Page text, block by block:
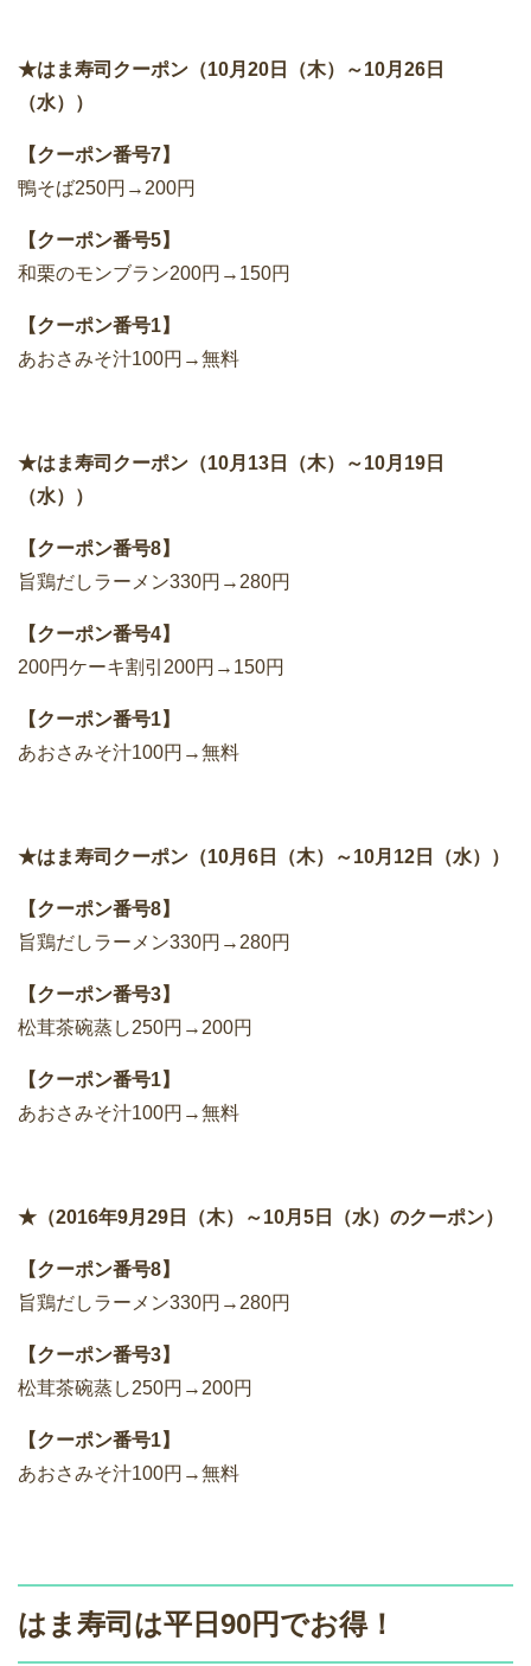
★はま寿司クーポン（10月20日（木）～10月26日
（水））
【クーポン番号7】
鴨そば250円→200円
【クーポン番号5】
和栗のモンブラン200円→150円
【クーポン番号1】
あおさみそ汁100円→無料
★はま寿司クーポン（10月13日（木）～10月19日
（水））
【クーポン番号8】
旨鶏だしラーメン330円→280円
【クーポン番号4】
200円ケーキ割引200円→150円
【クーポン番号1】
あおさみそ汁100円→無料
★はま寿司クーポン（10月6日（木）～10月12日（水））
【クーポン番号8】
旨鶏だしラーメン330円→280円
【クーポン番号3】
松茸茶碗蒸し250円→200円
【クーポン番号1】
あおさみそ汁100円→無料
★（2016年9月29日（木）～10月5日（水）のクーポン）
【クーポン番号8】
旨鶏だしラーメン330円→280円
【クーポン番号3】
松茸茶碗蒸し250円→200円
【クーポン番号1】
あおさみそ汁100円→無料
はま寿司は平日90円でお得！